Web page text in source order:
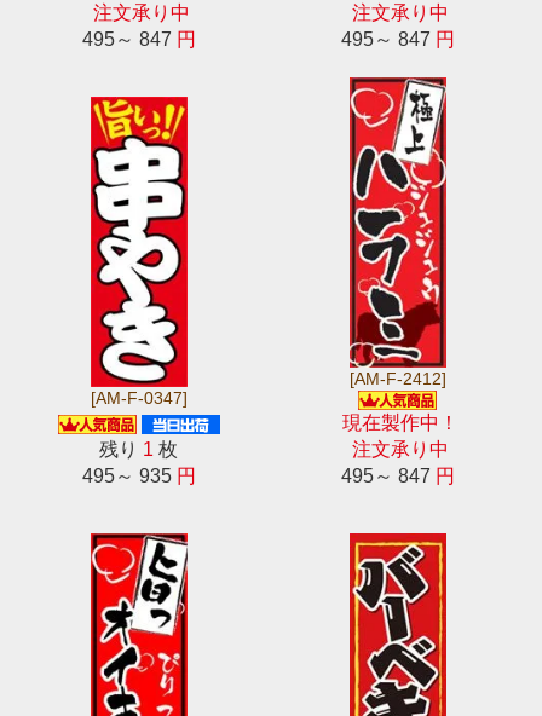
注文承り中
495～ 847 円
注文承り中
495～ 847 円
[AM-F-0347]
残り 1 枚
495～ 935 円
[AM-F-2412]
現在製作中！
注文承り中
495～ 847 円